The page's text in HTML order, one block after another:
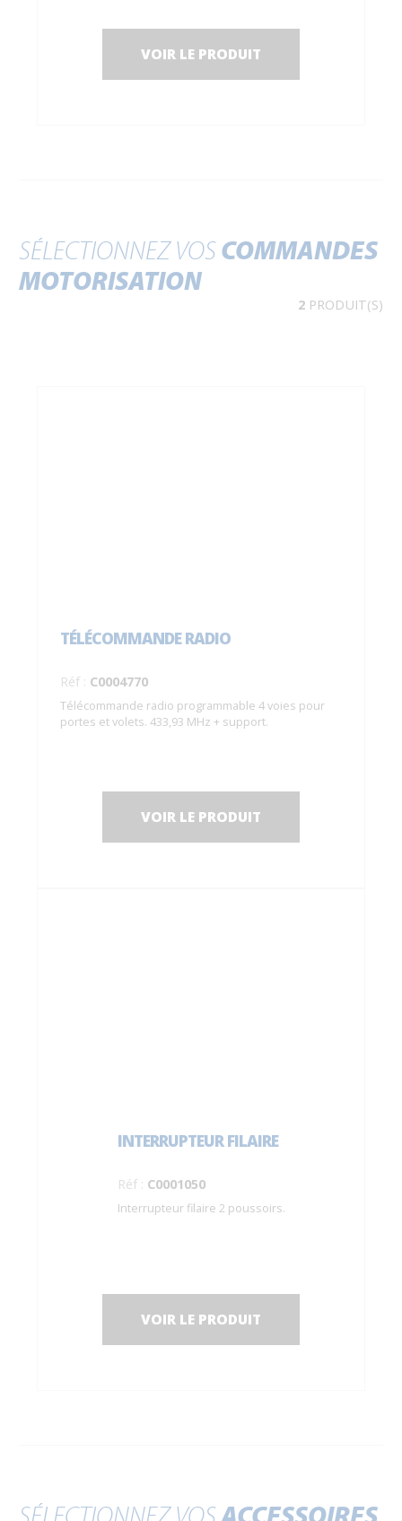
VOIR LE PRODUIT
SÉLECTIONNEZ VOSCOMMANDES
MOTORISATION
2 PRODUIT(S)
TÉLÉCOMMANDE RADIO
Réf : C0004770
Télécommande radio programmable 4 voies pour
portes et volets. 433,93 MHz + support.
VOIR LE PRODUIT
INTERRUPTEUR FILAIRE
Réf : C0001050
Interrupteur filaire 2 poussoirs.
VOIR LE PRODUIT